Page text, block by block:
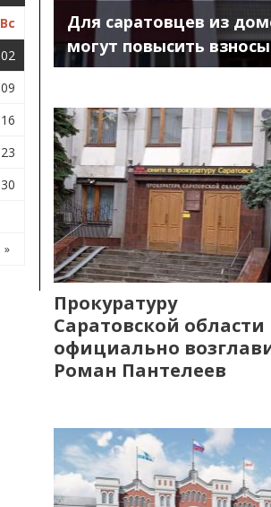
Вс
02
09
16
23
30
»
Для саратовцев из
могут повысить
Прокуратуру
Саратовской области
официально
Роман Пантелеев